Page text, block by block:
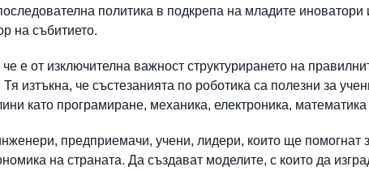
политика в подкрепа на младите иноватори
на събитието.
е от изключителна важност структурирането на
изтъкна, че състезанията по роботика са полезни за
като програмиране, механика, електроника, математика
предприемачи, учени, лидери, които ще помогнат
на страната. Да създават моделите, с които да